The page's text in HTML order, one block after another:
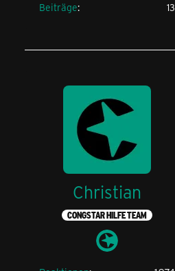
Beiträge
13
Christian
CONGSTAR HILFE TEAM